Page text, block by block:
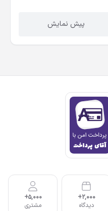
پیش نمایش
2,000+
دیدگاه
5,000+
مشتری